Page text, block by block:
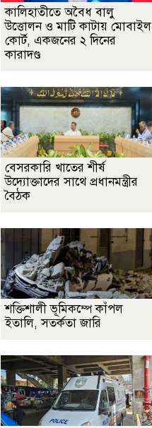
কালিহাতীতে অবৈধ বালু
উত্তোলন ও মাটি কাটায় মোবাইল
কোর্ট, একজনের ২ দিনের
কারাদণ্ড
বেসরকারি খাতের শীর্ষ
উদ্যোক্তাদের সাথে প্রধানমন্ত্রীর
বৈঠক
শক্তিশালী ভূমিকম্পে কাঁপল
ইতালি, সতর্কতা জারি